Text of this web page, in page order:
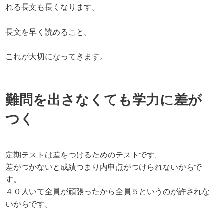
れる長文も長くなります。
長文を早く読めること。
これが大切になってきます。
難問を出さなくても学力に差が
つく
定期テストは差をつけるためのテストです。
差がつかないと成績つまり内申点がつけられないからで
す。
４０人いて全員が頑張ったから全員５というのが許されな
いからです。